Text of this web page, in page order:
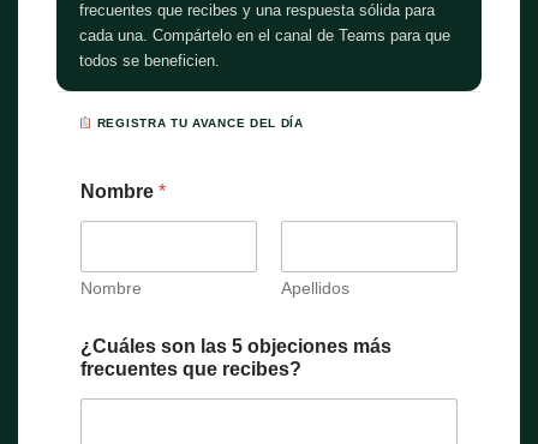
frecuentes que recibes y una respuesta sólida para
cada una. Compártelo en el canal de Teams para que
todos se beneficien.
REGISTRA TU AVANCE DEL DÍA
Nombre *
Nombre Apellidos
¿Cuáles son las 5 objeciones más
frecuentes que recibes?